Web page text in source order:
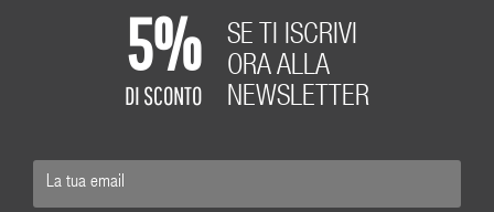
5%
DI SCONTO
SE TI ISCRIVI
ORA ALLA
NEWSLETTER